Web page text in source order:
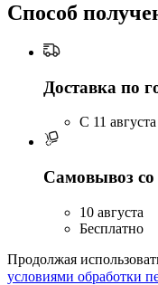
Способ
Доставка по
C 11 августа
Самовывоз со
10 августа
Бесплатно
Продолжая
условиями обработки